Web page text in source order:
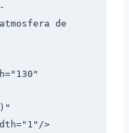
de
>